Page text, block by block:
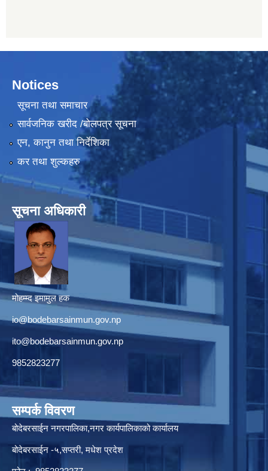
Notices
सूचना तथा समाचार
सार्वजनिक खरीद /बोलपत्र सूचना
एन, कानुन तथा निर्देशिका
कर तथा शुल्कहरु
सूचना अधिकारी
मोहम्म्द इमामुल हक
io@bodebarsainmun.gov.np
ito@bodebarsainmun.gov.np
9852823277
सम्पर्क विवरण
बोदेबरसाईन नगरपालिका,नगर कार्यपालिकाको कार्यालय
बोदेबरसाईन -५,सप्तरी, मधेश प्रदेश